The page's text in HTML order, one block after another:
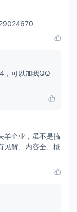
，可以加我QQ
羊企业，虽不是搞
见解、内容全、概